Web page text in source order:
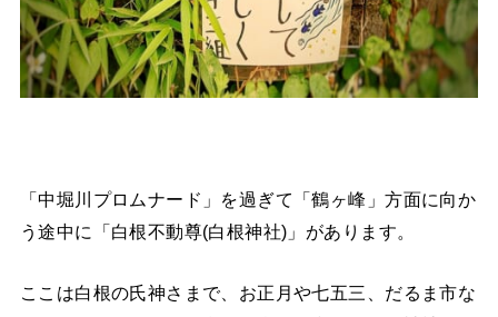
「中堀川プロムナード」を過ぎて「鶴ヶ峰」方面に向か
う途中に「白根不動尊(白根神社)」があります。
ここは白根の氏神さまで、お正月や七五三、だるま市な